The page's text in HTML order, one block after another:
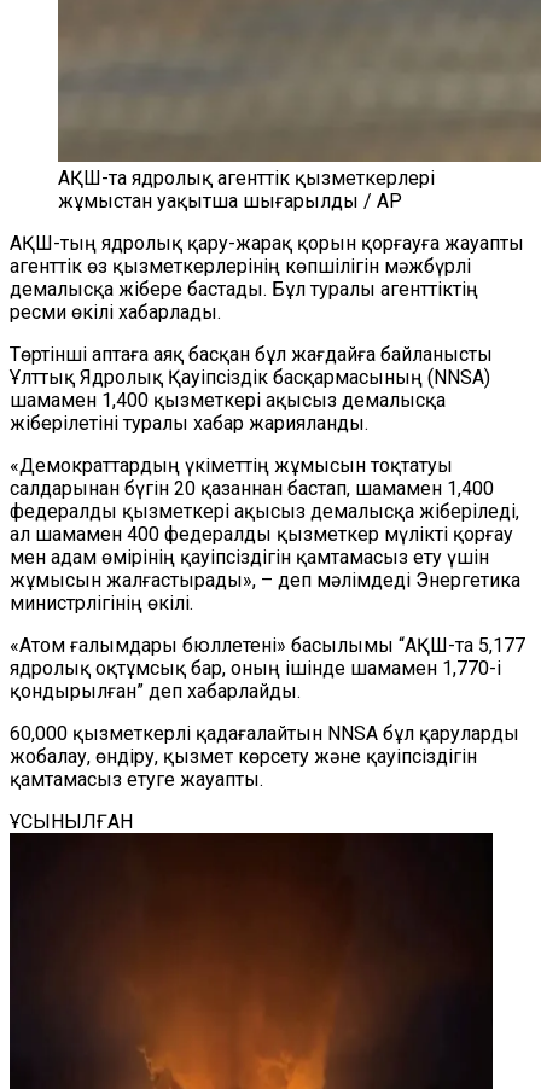
АҚШ-та ядролық агенттік қызметкерлері
жұмыстан уақытша шығарылды / AP
АҚШ-тың ядролық қару-жарақ қорын қорғауға жауапты
агенттік өз қызметкерлерінің көпшілігін мәжбүрлі
демалысқа жібере бастады. Бұл туралы агенттіктің
ресми өкілі хабарлады.
Төртінші аптаға аяқ басқан бұл жағдайға байланысты
Ұлттық Ядролық Қауіпсіздік басқармасының (NNSA)
шамамен 1,400 қызметкері ақысыз демалысқа
жіберілетіні туралы хабар жарияланды.
«Демократтардың үкіметтің жұмысын тоқтатуы
салдарынан бүгін 20 қазаннан бастап, шамамен 1,400
федералды қызметкері ақысыз демалысқа жіберіледі,
ал шамамен 400 федералды қызметкер мүлікті қорғау
мен адам өмірінің қауіпсіздігін қамтамасыз ету үшін
жұмысын жалғастырады», – деп мәлімдеді Энергетика
министрлігінің өкілі.
«Атом ғалымдары бюллетені» басылымы “АҚШ-та 5,177
ядролық оқтұмсық бар, оның ішінде шамамен 1,770-і
қондырылған” деп хабарлайды.
60,000 қызметкерлі қадағалайтын NNSA бұл қаруларды
жобалау, өндіру, қызмет көрсету және қауіпсіздігін
қамтамасыз етуге жауапты.
ҰСЫНЫЛҒАН